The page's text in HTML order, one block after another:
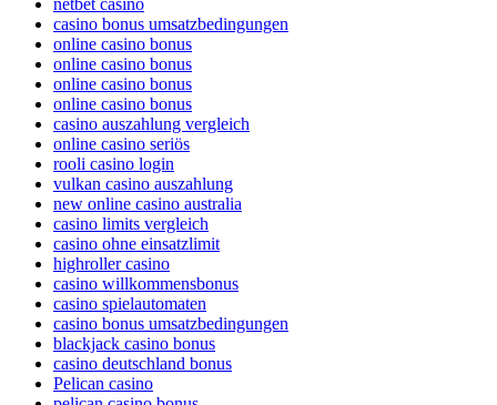
casino bonus umsatzbedingungen
online casino bonus
online casino bonus
online casino bonus
online casino bonus
casino auszahlung vergleich
online casino seriös
rooli casino login
vulkan casino auszahlung
new online casino australia
casino limits vergleich
casino ohne einsatzlimit
highroller casino
casino willkommensbonus
casino spielautomaten
casino bonus umsatzbedingungen
blackjack casino bonus
casino deutschland bonus
Pelican casino